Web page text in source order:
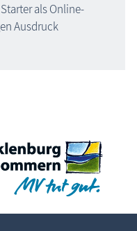
als Online-
Ausdruck